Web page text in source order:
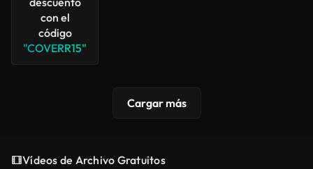
con el
código
"COVERR15"
Cargar más
Vídeos de Archivo Gratuitos